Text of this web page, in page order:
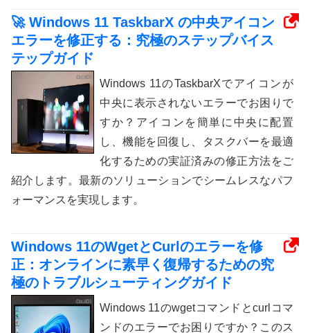
🚀 Windows 11 TaskbarX の中央アイコン
エラーを修正する：究極のステップバイス
テップガイド
Windows 11のTaskbarXでアイコンが
中央に表示されないエラーでお困りで
すか？アイコンを簡単に中央に配置
し、機能を回復し、タスクバーを最適
化するための実証済みの修正方法をご
紹介します。最新のソリューションでシームレスなパフ
ォーマンスを実現します。
Windows 11のWgetとCurlのエラーを修
正：オンラインに素早く復帰するための究
極のトラブルシューティングガイド
Windows 11のwgetコマンドとcurlコマ
ンドのエラーでお困りですか？このス